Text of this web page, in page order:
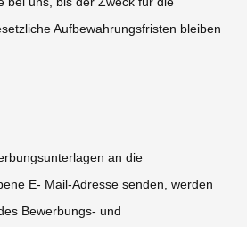
Aufbewahrungsfristen bleiben
an die
E- Mail-Adresse senden, werden
Bewerbungs- und